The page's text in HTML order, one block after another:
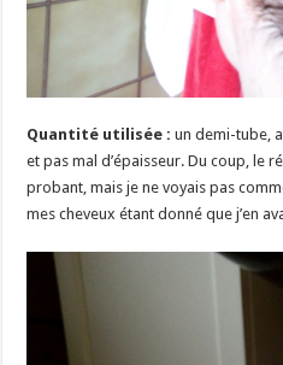
Quantité utilisée : un demi-tube,
et pas mal d’épaisseur. Du coup, le
probant, mais je ne voyais pas
mes cheveux étant donné que j’en